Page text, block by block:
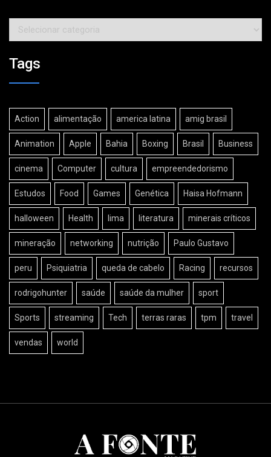
Categorias
Tags
Action alimentação america latina amig brasil
Animation Apple Bahia Boxing Brasil Business
cinema Computer cultura empreendedorismo
Estudos Food Games Genética Haisa Hofmann
halloween Health lima literatura minerais críticos
mineração networking nutrição Paulo Gustavo
peru Psiquiatria queda de cabelo Racing recursos
rodrigohunter saúde saúde da mulher sport
Sports streaming Tech terras raras tpm travel
vendas world